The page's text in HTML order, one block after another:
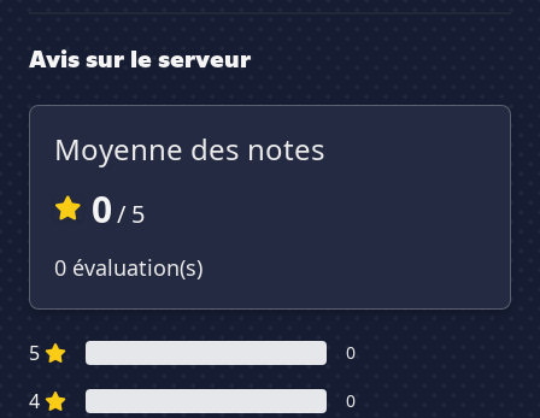
Avis sur le serveur
Moyenne des notes
0/ 5
0 évaluation(s)
5 0
4 0